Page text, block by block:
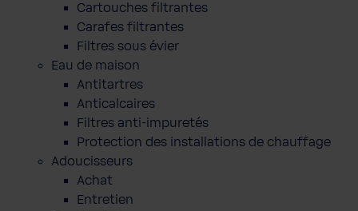
Cartouches filtrantes
Carafes filtrantes
Filtres sous évier
Eau de maison
Antitartres
Anticalcaires
Filtres anti-impuretés
Protection des installations de chauffage
Adoucisseurs
Achat
Entretien